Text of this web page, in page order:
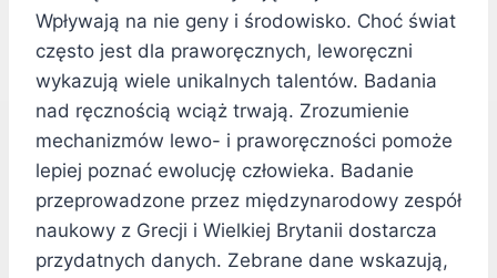
Wpływają na nie geny i środowisko. Choć świat
często jest dla praworęcznych, leworęczni
wykazują wiele unikalnych talentów. Badania
nad ręcznością wciąż trwają. Zrozumienie
mechanizmów lewo- i praworęczności pomoże
lepiej poznać ewolucję człowieka. Badanie
przeprowadzone przez międzynarodowy zespół
naukowy z Grecji i Wielkiej Brytanii dostarcza
przydatnych danych. Zebrane dane wskazują,